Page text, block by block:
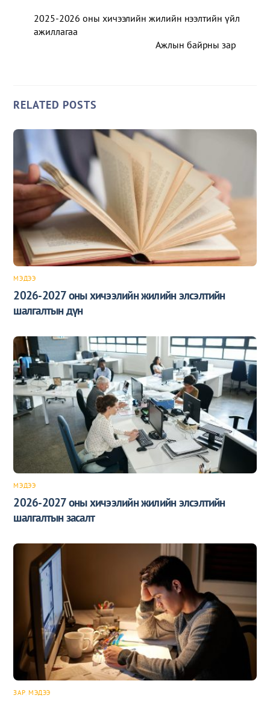
2025-2026 оны хичээлийн жилийн нээлтийн үйл
ажиллагаа
Ажлын байрны зар
RELATED POSTS
МЭДЭЭ
2026-2027 оны хичээлийн жилийн элсэлтийн
шалгалтын дүн
МЭДЭЭ
2026-2027 оны хичээлийн жилийн элсэлтийн
шалгалтын засалт
ЗАР МЭДЭЭ